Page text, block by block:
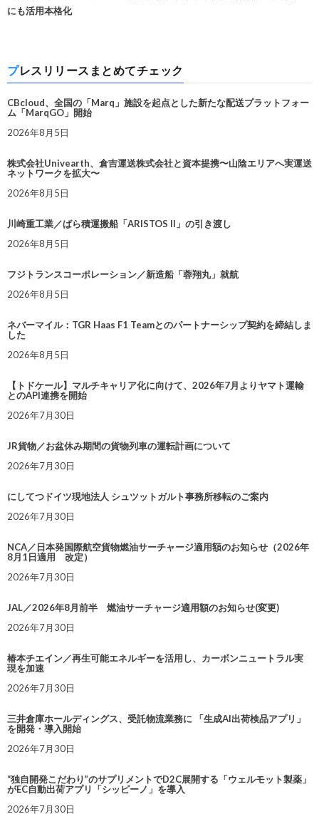
にも活用本格化
プレスリリースまとめてチェック
CBcloud、全国の「Marq」施設を起点とした新たな配送プラットフォー
ム「MarqGO」開始
2026年8月5日
株式会社Univearth、倉吉運送株式会社と資本提携〜山陰エリアへ実運送
ネットワークを拡大〜
2026年8月5日
川崎重工業／ばら積運搬船「ARISTOS II」の引き渡し
2026年8月5日
フジトランスコーポレーション／新造船「蓉翔丸」就航
2026年8月5日
ネバーマイル：TGR Haas F1 Teamとのパートナーシップ契約を締結しま
した
2026年8月5日
【トドケール】マルチキャリア化に向けて、2026年7月よりヤマト運輸
とのAPI連携を開始
2026年7月30日
JR貨物／お盆休み期間の貨物列車の運転計画について
2026年7月30日
にしてつドイツ現地法人 シュツットガルト事務所移転のご案内
2026年7月30日
NCA／日本発国際航空貨物燃油サーチャージ適用額のお知らせ（2026年
8月1日適用 改定）
2026年7月30日
JAL／2026年8月前半 燃油サーチャージ適用額のお知らせ(変更)
2026年7月30日
椿本チエイン／再生可能エネルギーを活用し、カーボンニュートラル実
現を加速
2026年7月30日
三井倉庫ホールディングス、受託物流業務に 「生成AI出荷検品アプリ」
を開発・導入開始
2026年7月30日
“独自開発こだわり”のサプリメントでD2C展開する「ウェルモット製薬」
がEC自動出荷アプリ「シッピーノ」を導入
2026年7月30日